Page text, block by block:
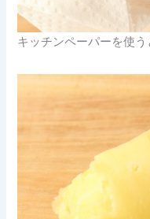
キッチンペーパーを使